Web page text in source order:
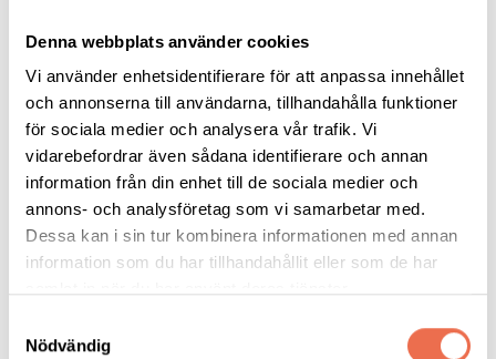
Denna webbplats använder cookies
Vi använder enhetsidentifierare för att anpassa innehållet
och annonserna till användarna, tillhandahålla funktioner
för sociala medier och analysera vår trafik. Vi
vidarebefordrar även sådana identifierare och annan
information från din enhet till de sociala medier och
annons- och analysföretag som vi samarbetar med.
Dessa kan i sin tur kombinera informationen med annan
information som du har tillhandahållit eller som de har
Nödvändig
"My dream is alive" är en film som ger hopp och kraft att
fortsätta med ditt liv och dina drömmar även om du fått
som ingår i nätverket Nordiskt MS-råd i samarbete med Nerd